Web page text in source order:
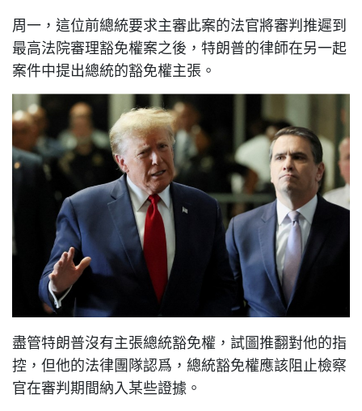
周一，這位前總統要求主審此案的法官將審判推遲到
最高法院審理豁免權案之後，特朗普的律師在另一起
案件中提出總統的豁免權主張。
盡管特朗普沒有主張總統豁免權，試圖推翻對他的指
控，但他的法律團隊認爲，總統豁免權應該阻止檢察
官在審判期間納入某些證據。